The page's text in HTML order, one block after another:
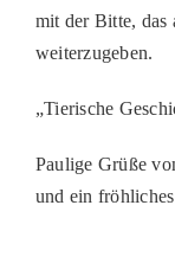
mit der Bitte, das
weiterzugeben.
„Tierische
Paulige Grüße
und ein